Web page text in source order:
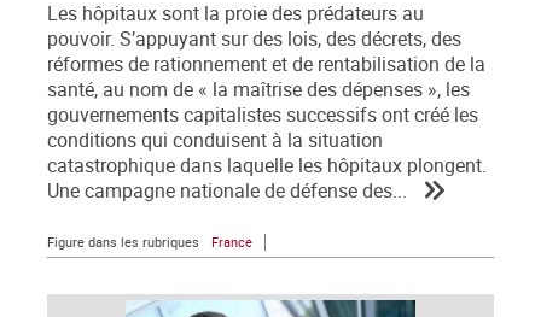
Les hôpitaux sont la proie des prédateurs au
pouvoir. S’appuyant sur des lois, des décrets, des
réformes de rationnement et de rentabilisation de la
santé, au nom de « la maîtrise des dépenses », les
gouvernements capitalistes successifs ont créé les
conditions qui conduisent à la situation
catastrophique dans laquelle les hôpitaux plongent.
Une campagne nationale de défense des...
Figure dans les rubriques France